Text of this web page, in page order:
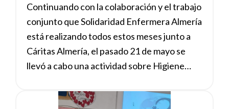
Continuando con la colaboración y el trabajo
conjunto que Solidaridad Enfermera Almería
está realizando todos estos meses junto a
Cáritas Almería, el pasado 21 de mayo se
llevó a cabo una actividad sobre Higiene
Mojonera, Almería.